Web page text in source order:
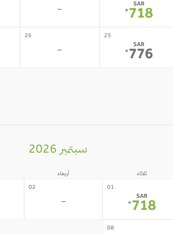
SAR
718
*
-
25
SAR
776
*
26
-
سبتمبر 2026
ثلاثاء أربعاء
01
SAR
718
*
02
-
08